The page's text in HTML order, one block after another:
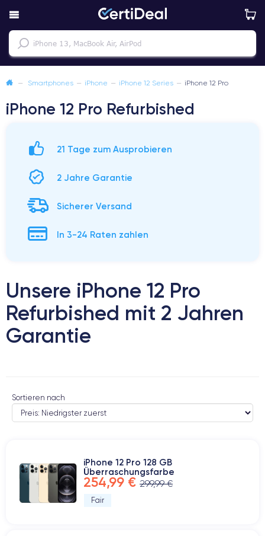
— Smartphones — iPhone — iPhone 12 Series — iPhone 12 Pro
iPhone 12 Pro Refurbished
21 Tage zum Ausprobieren
2 Jahre Garantie
Sicherer Versand
In 3-24 Raten zahlen
Unsere iPhone 12 Pro
Refurbished mit 2 Jahren
Garantie
Sortieren nach
iPhone 12 Pro 128 GB
Überraschungsfarbe
254,99 € 299,99 €
Fair